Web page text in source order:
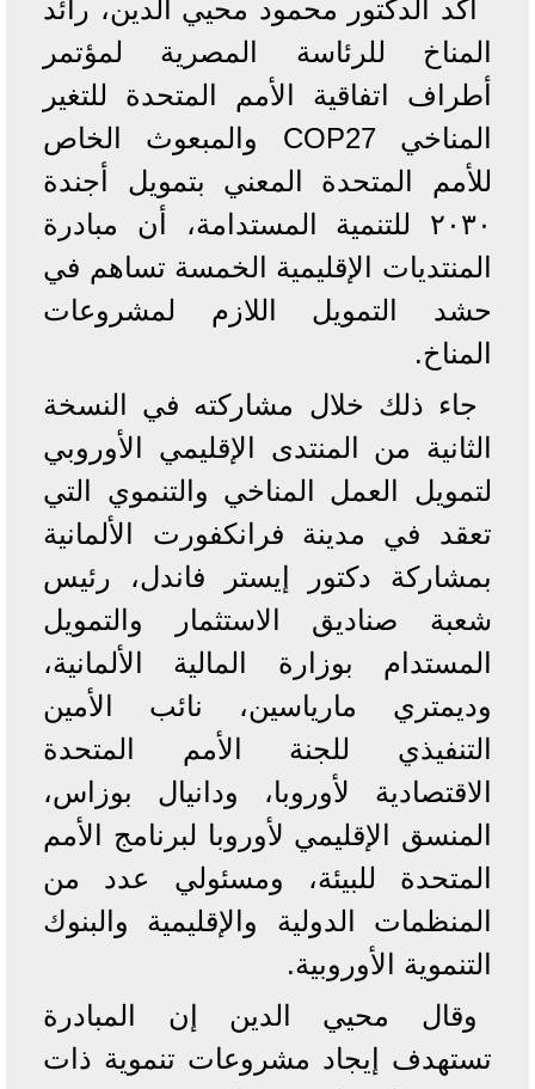
أكد الدكتور محمود محيي الدين، رائد
المناخ للرئاسة المصرية لمؤتمر
أطراف اتفاقية الأمم المتحدة للتغير
المناخي COP27 والمبعوث الخاص
للأمم المتحدة المعني بتمويل أجندة
٢٠٣٠ للتنمية المستدامة، أن مبادرة
المنتديات الإقليمية الخمسة تساهم في
حشد التمويل اللازم لمشروعات
المناخ.
جاء ذلك خلال مشاركته في النسخة
الثانية من المنتدى الإقليمي الأوروبي
لتمويل العمل المناخي والتنموي التي
تعقد في مدينة فرانكفورت الألمانية
بمشاركة دكتور إيستر فاندل، رئيس
شعبة صناديق الاستثمار والتمويل
المستدام بوزارة المالية الألمانية،
وديمتري مارياسين، نائب الأمين
التنفيذي للجنة الأمم المتحدة
الاقتصادية لأوروبا، ودانيال بوزاس،
المنسق الإقليمي لأوروبا لبرنامج الأمم
المتحدة للبيئة، ومسئولي عدد من
المنظمات الدولية والإقليمية والبنوك
التنموية الأوروبية.
وقال محيي الدين إن المبادرة
تستهدف إيجاد مشروعات تنموية ذات